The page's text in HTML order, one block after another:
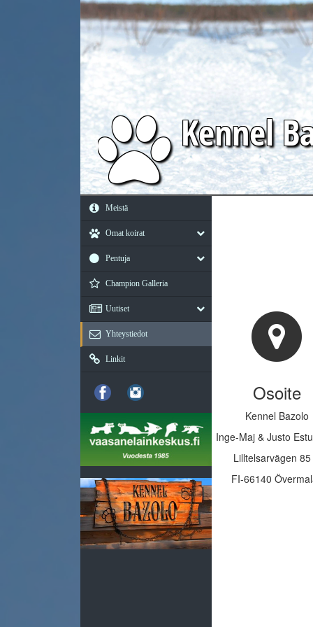
Kennel
Meistä
Omat koirat
Pentuja
Champion Galleria
Uutiset
Yhteystiedot
Linkit
Osoite
Kennel Bazolo
Inge-Maj & Justo
Lilltelsarvägen
FI-66140